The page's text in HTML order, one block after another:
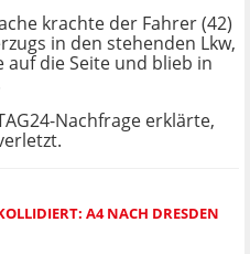
krachte der Fahrer (42)
in den stehenden Lkw,
die Seite und blieb in
Nachfrage erklärte,
A4 NACH DRESDEN